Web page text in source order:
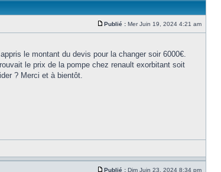
Publié : Mer Juin 19, 2024 4:21 am
le montant du devis pour la changer soir 6000€.
le prix de la pompe chez renault exorbitant soit
? Merci et à bientôt.
Publié : Dim Juin 23, 2024 8:34 pm